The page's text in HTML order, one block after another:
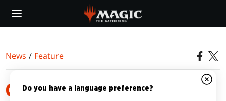
main
News / Feature
CONTENUTO DEL KIT PER
Do you have a language preference?